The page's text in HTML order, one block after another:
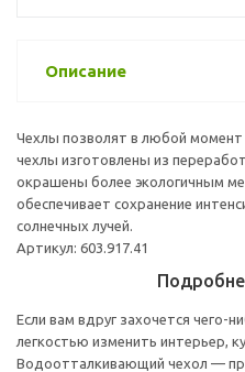
Описание
Чехлы позволят в любой
чехлы изготовлены из
окрашены более экологичным
обеспечивает сохранение
солнечных лучей.
Артикул: 603.917.41
Если вам вдруг захочется чего-
легкостью изменить интерьер,
Водоотталкивающий чехол —